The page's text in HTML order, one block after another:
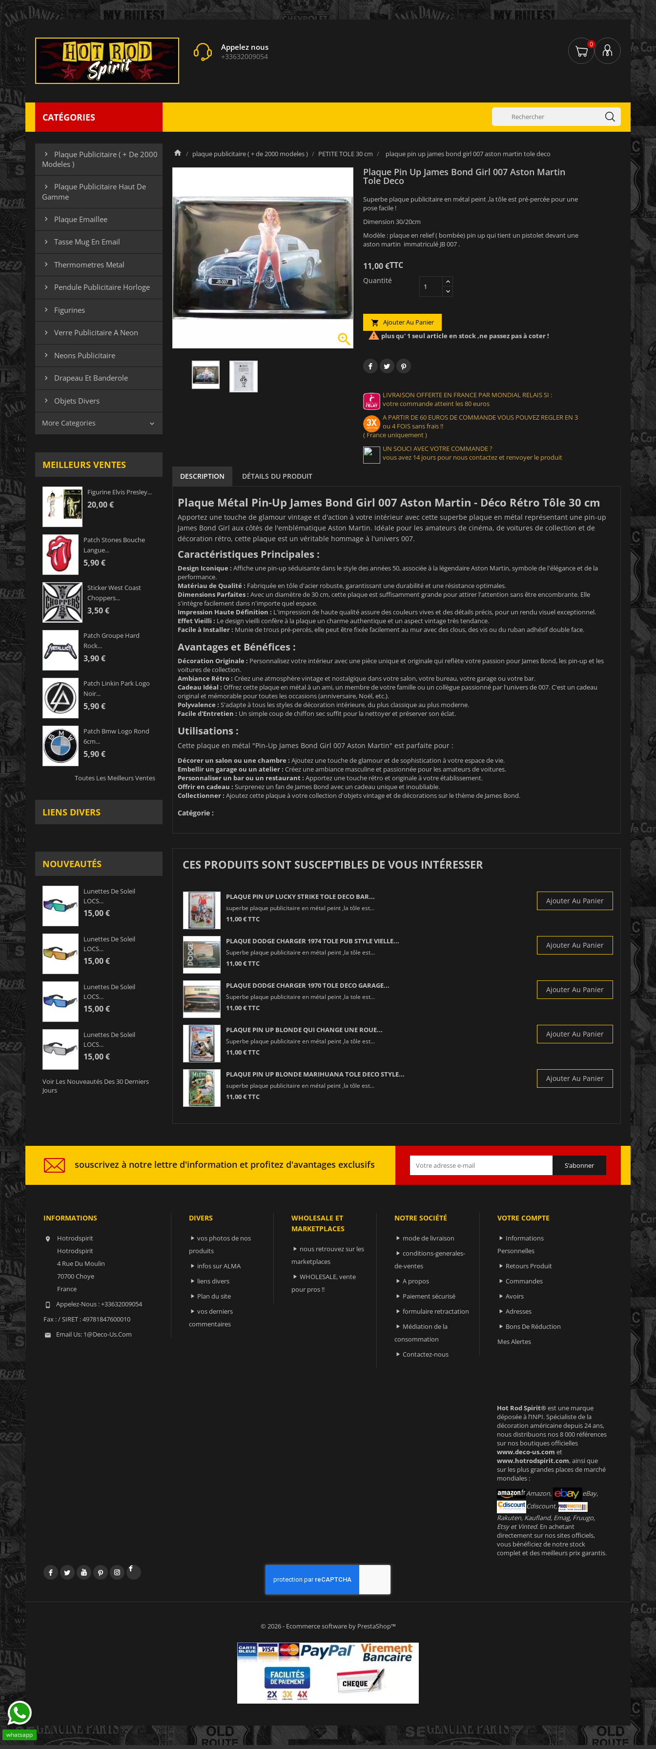
Appelez nous
+33632009054
0
CATÉGORIES

Plaque Publicitaire ( + De 2000
Modeles )

Plaque Publicitaire Haut De
Gamme
 Plaque Emaillee
 Tasse Mug En Email
 Thermometres Metal
 Pendule Publicitaire Horloge
 Figurines
 Verre Publicitaire A Neon
 Neons Publicitaire
 Drapeau Et Banderole
 Objets Divers
More Categories 
MEILLEURS VENTES
Figurine Elvis Presley...
20,00 €
Patch Stones Bouche
Langue...
5,90 €
Sticker West Coast
Choppers...
3,50 €
Patch Groupe Hard
Rock...
3,90 €
Patch Linkin Park Logo
Noir...
5,90 €
Patch Bmw Logo Rond
6cm...
5,90 €
Toutes Les Meilleurs Ventes
LIENS DIVERS
NOUVEAUTÉS
Lunettes De Soleil
LOCS...
15,00 €
Lunettes De Soleil
LOCS...
15,00 €
Lunettes De Soleil
LOCS...
15,00 €
Lunettes De Soleil
LOCS...
15,00 €
Voir Les Nouveautés Des 30 Derniers
Jours
plaque publicitaire ( + de 2000 modeles ) PETITE TOLE 30 cm plaque pin up james bond girl 007 aston martin tole deco

Plaque Pin Up James Bond Girl 007 Aston Martin
Tole Deco
Superbe plaque publicitaire en métal peint ,la tôle est pré-percée pour une
pose facile !
Dimension 30/20cm
Modèle : plaque en relief ( bombée) pin up qui tient un pistolet devant une
aston martin immatriculé JB 007 .
11,00 €TTC
Quantité
 Ajouter Au Panier
 plus qu' 1 seul article en stock ,ne passez pas à coter !
LIVRAISON OFFERTE EN FRANCE PAR MONDIAL RELAIS SI :
votre commande atteint les 80 euros
A PARTIR DE 60 EUROS DE COMMANDE VOUS POUVEZ REGLER EN 3
ou 4 FOIS sans frais !!
( France uniquement )
UN SOUCI AVEC VOTRE COMMANDE ?
vous avez 14 jours pour nous contactez et renvoyer le produit
DESCRIPTION DÉTAILS DU PRODUIT
Plaque Métal Pin-Up James Bond Girl 007 Aston Martin - Déco Rétro Tôle 30 cm
Apportez une touche de glamour vintage et d'action à votre intérieur avec cette superbe plaque en métal représentant une pin-up
James Bond Girl aux côtés de l'emblématique Aston Martin. Idéale pour les amateurs de cinéma, de voitures de collection et de
décoration rétro, cette plaque est un véritable hommage à l'univers 007.
Caractéristiques Principales :
Design Iconique : Affiche une pin-up séduisante dans le style des années 50, associée à la légendaire Aston Martin, symbole de l'élégance et de la
performance.
Matériau de Qualité : Fabriquée en tôle d'acier robuste, garantissant une durabilité et une résistance optimales.
Dimensions Parfaites : Avec un diamètre de 30 cm, cette plaque est suffisamment grande pour attirer l'attention sans être encombrante. Elle
s'intègre facilement dans n'importe quel espace.
Impression Haute Définition : L'impression de haute qualité assure des couleurs vives et des détails précis, pour un rendu visuel exceptionnel.
Effet Vieilli : Le design vieilli confère à la plaque un charme authentique et un aspect vintage très tendance.
Facile à Installer : Munie de trous pré-percés, elle peut être fixée facilement au mur avec des clous, des vis ou du ruban adhésif double face.
Avantages et Bénéfices :
Décoration Originale : Personnalisez votre intérieur avec une pièce unique et originale qui reflète votre passion pour James Bond, les pin-up et les
voitures de collection.
Ambiance Rétro : Créez une atmosphère vintage et nostalgique dans votre salon, votre bureau, votre garage ou votre bar.
Cadeau Idéal : Offrez cette plaque en métal à un ami, un membre de votre famille ou un collègue passionné par l'univers de 007. C'est un cadeau
original et mémorable pour toutes les occasions (anniversaire, Noël, etc.).
Polyvalence : S'adapte à tous les styles de décoration intérieure, du plus classique au plus moderne.
Facile d'Entretien : Un simple coup de chiffon sec suffit pour la nettoyer et préserver son éclat.
Utilisations :
Cette plaque en métal "Pin-Up James Bond Girl 007 Aston Martin" est parfaite pour :
Décorer un salon ou une chambre : Ajoutez une touche de glamour et de sophistication à votre espace de vie.
Embellir un garage ou un atelier : Créez une ambiance masculine et passionnée pour les amateurs de voitures.
Personnaliser un bar ou un restaurant : Apportez une touche rétro et originale à votre établissement.
Offrir en cadeau : Surprenez un fan de James Bond avec un cadeau unique et inoubliable.
Collectionner : Ajoutez cette plaque à votre collection d'objets vintage et de décorations sur le thème de James Bond.
Catégorie :
CES PRODUITS SONT SUSCEPTIBLES DE VOUS INTÉRESSER
PLAQUE PIN UP LUCKY STRIKE TOLE DECO BAR...
superbe plaque publicitaire en métal peint ,la tôle est...
11,00 € TTC
Ajouter Au Panier
PLAQUE DODGE CHARGER 1974 TOLE PUB STYLE VIELLE...
Superbe plaque publicitaire en métal peint ,la tôle est...
11,00 € TTC
Ajouter Au Panier
PLAQUE DODGE CHARGER 1970 TOLE DECO GARAGE...
Superbe plaque publicitaire en métal peint ,la tole est...
11,00 € TTC
Ajouter Au Panier
PLAQUE PIN UP BLONDE QUI CHANGE UNE ROUE...
Superbe plaque publicitaire en métal peint ,la tôle est...
11,00 € TTC
Ajouter Au Panier
PLAQUE PIN UP BLONDE MARIHUANA TOLE DECO STYLE...
superbe plaque publicitaire en métal peint ,la tôle est...
11,00 € TTC
Ajouter Au Panier
souscrivez à notre lettre d'information et profitez d'avantages exclusifs
INFORMATIONS

Hotrodspirit
Hotrodspirit
4 Rue Du Moulin
70700 Choye
France
 Appelez-Nous :+33632009054
Fax :/ SIRET : 49781847600010
 Email Us: 1@deco-Us.com
DIVERS
 vos photos de nos
produits
 infos sur ALMA
 liens divers
 Plan du site
 vos derniers
commentaires
WHOLESALE ET
MARKETPLACES
 nous retrouvez sur les
marketplaces
 WHOLESALE, vente
pour pros !!
NOTRE SOCIÉTÉ
 mode de livraison
 conditions-generales-
de-ventes
 A propos
 Paiement sécurisé
 formulaire retractation
 Médiation de la
consommation
 Contactez-nous
VOTRE COMPTE
 Informations
Personnelles
 Retours Produit
 Commandes
 Avoirs
 Adresses
 Bons De Réduction
Mes Alertes
Hot Rod Spirit®est une marque
déposée à l’INPI. Spécialiste de la
décoration américaine depuis 24 ans,
nous distribuons nos 8 000 références
sur nos boutiques officielles
www.deco-us.com et
www.hotrodspirit.com, ainsi que
sur les plus grandes places de marché
mondiales :
Amazon,
eBay,
Cdiscount,
Rakuten, Kaufland, Emag, Fruugo,
Etsy et Vinted. En achetant
directement sur nos sites officiels,
vous bénéficiez de notre stock
complet et des meilleurs prix garantis.
FacebookTwitterYouTubePinterestInstagram
whatsapp
© 2026 - Ecommerce software by PrestaShop™